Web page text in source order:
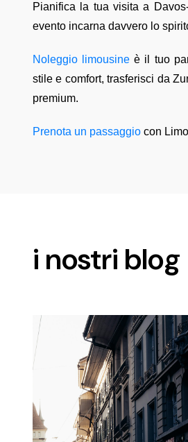
Pianifica la tua visita a
evento incarna davvero lo
Noleggio limousine è il tuo
stile e comfort, trasferisci da
premium.
Prenota un passaggio con
i nostri blog